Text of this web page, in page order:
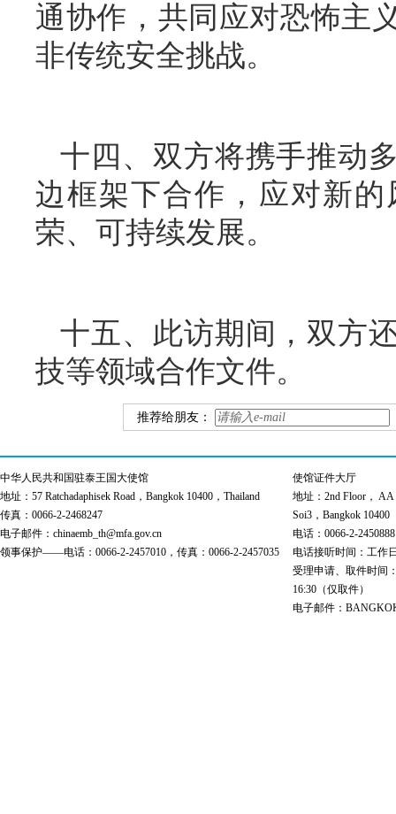
通协作，共同应对恐怖主
非传统安全挑战。
十四、双方将携手推动
边框架下合作，应对新
荣、可持续发展。
十五、此访期间，双方
技等领域合作文件。
推荐给朋友：
中华人民共和国驻泰王国大使馆
地址：57 Ratchadaphisek Road，Bangkok 10400，Thailand
传真：0066-2-2468247
电子邮件：chinaemb_th@mfa.gov.cn
领事保护——电话：0066-2-2457010，传真：0066-2-2457035
使馆证件大厅
地址：2nd Floor， AA
Soi3，Bangkok 10400
电话：0066-2-
电话接听时间：工作
受理申请、取件时间
16:30（仅取件）
电子邮件：